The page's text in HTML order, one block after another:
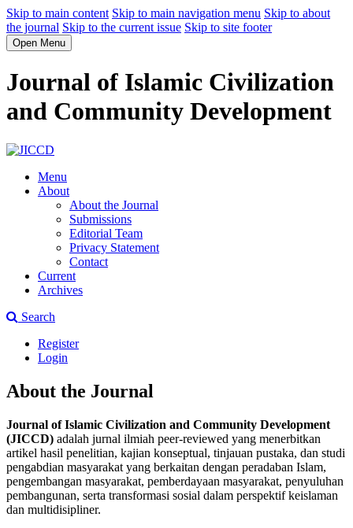
Skip to main content Skip to main navigation menu Skip to about
the journal Skip to the current issue Skip to site footer
Open Menu
Journal of Islamic Civilization
and Community Development
Menu
About
About the Journal
Submissions
Editorial Team
Privacy Statement
Contact
Current
Archives
Search
Register
Login
About the Journal
Journal of Islamic Civilization and Community Development
(JICCD) adalah jurnal ilmiah peer-reviewed yang menerbitkan
artikel hasil penelitian, kajian konseptual, tinjauan pustaka, dan studi
pengabdian masyarakat yang berkaitan dengan peradaban Islam,
pengembangan masyarakat, pemberdayaan masyarakat, penyuluhan
pembangunan, serta transformasi sosial dalam perspektif keislaman
dan multidisipliner.